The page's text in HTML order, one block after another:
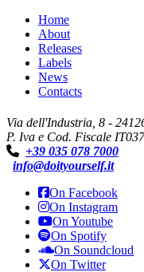
Home
About
Releases
Labels
News
Contacts
Via dell'Industria, 8 -
P. Iva e Cod. Fiscale
+39 035 078 7000
info@doityourself.it
On Facebook
On Instagram
On Youtube
On Spotify
On Soundcloud
On Twitter